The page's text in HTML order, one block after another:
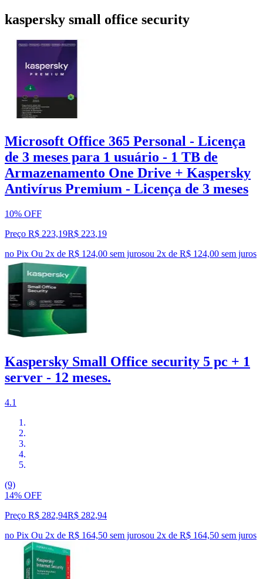
kaspersky small office security
Microsoft Office 365 Personal - Licença
de 3 meses para 1 usuário - 1 TB de
Armazenamento One Drive + Kaspersky
Antivírus Premium - Licença de 3 meses
10% OFF
Preço R$ 223,19R$ 223,19
no Pix Ou 2x de R$ 124,00 sem jurosou 2x de R$ 124,00 sem juros
Kaspersky Small Office security 5 pc + 1
server - 12 meses.
4.1
(9)
14% OFF
Preço R$ 282,94R$ 282,94
no Pix Ou 2x de R$ 164,50 sem jurosou 2x de R$ 164,50 sem juros